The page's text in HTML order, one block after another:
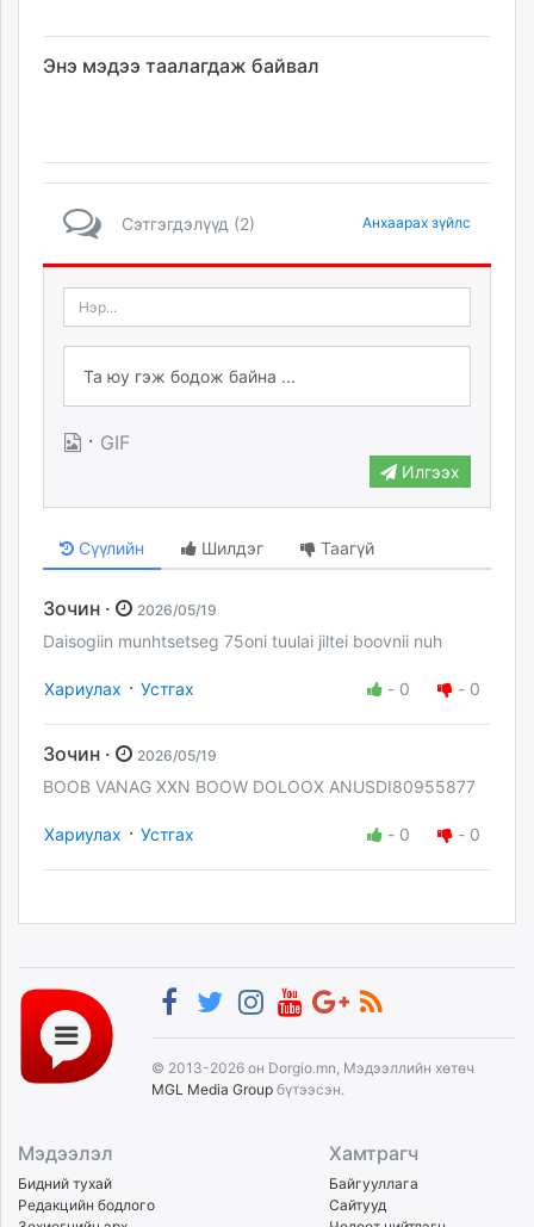
Энэ мэдээ таалагдаж байвал
Сэтгэгдэлүүд (2) Анхаарах зүйлс
· GIF
Илгээх
Сүүлийн Шилдэг Таагүй
Зочин · 2026/05/19
Daisogiin munhtsetseg 75oni tuulai jiltei boovnii nuh
Хариулах · Устгах - 0 - 0
Зочин · 2026/05/19
BOOB VANAG XXN BOOW DOLOOX ANUSDI80955877
Хариулах · Устгах - 0 - 0
© 2013-2026 он Dorgio.mn, Мэдээллийн хөтөч
MGL Media Group бүтээсэн.
Мэдээлэл
Бидний тухай
Редакцийн бодлого
Хамтрагч
Байгууллага
Сайтууд